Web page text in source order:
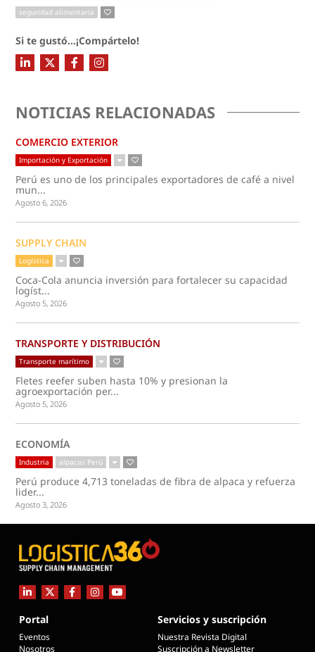
seguridad alimentaria
Si te gustó...¡Compártelo!
NOTICIAS RELACIONADAS
COMERCIO EXTERIOR
Importación y Exportación
Perú es uno de los principales exportadores de café a nivel
mun...
Agosto 6, 2026
SUPPLY CHAIN
Logística
Coca-Cola anuncia inversión para fortalecer su capacidad
logíst...
Agosto 5, 2026
TRANSPORTE Y DISTRIBUCIÓN
Transporte marítimo
Fletes reefer suben hasta 10% y presionan la
agroexportación per...
Agosto 5, 2026
ECONOMÍA
Industria alpacas Perú
Perú produce 4,713 toneladas de fibra de alpaca y refuerza
lider...
Agosto 3, 2026
Portal
Eventos
Nosotros
Servicios y suscripción
Nuestra Revista Digital
Suscripción a Newsletter